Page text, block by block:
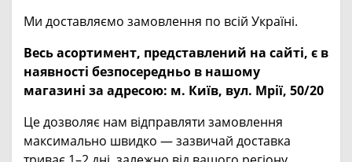
Ми доставляємо замовлення по всій Україні.
Весь асортимент, представлений на сайті, є в
наявності безпосередньо в нашому
магазині за адресою: м. Київ, вул. Мрії, 50/20
Це дозволяє нам відправляти замовлення
максимально швидко — зазвичай доставка